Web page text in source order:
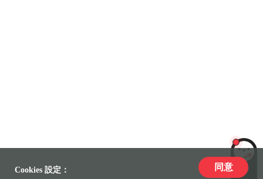
LiLi
Cookies 設定： 同意